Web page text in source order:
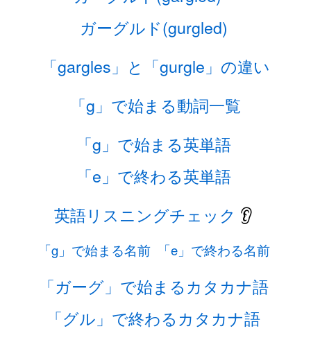
ガーグルド(gurgled)
「gargles」と「gurgle」の違い
「g」で始まる動詞一覧
「g」で始まる英単語
「e」で終わる英単語
英語リスニングチェック 👂
「g」で始まる名前 「e」で終わる名前
「ガーグ」で始まるカタカナ語
「グル」で終わるカタカナ語